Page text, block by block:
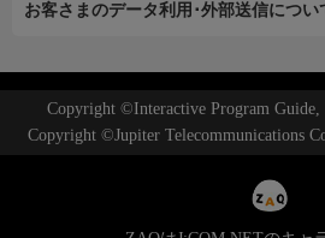
お客さまのデータ利用･外部送信につい
Copyright ©Interactive Program Guide,
Copyright ©Jupiter Telecommunications